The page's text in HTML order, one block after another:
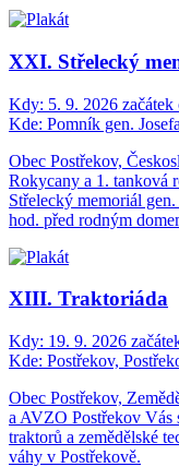
XXI. Střelecký
Kdy: 5. 9. 2026
Kde: Pomník gen.
Obec Postřekov,
Rokycany a 1. tanková
Střelecký memoriál
hod. před rodným
XIII. Traktoriáda
Kdy: 19. 9. 2026
Kde: Postřekov,
Obec Postřekov,
a AVZO Postřekov Vás
traktorů a zemědělské
váhy v Postřekově.